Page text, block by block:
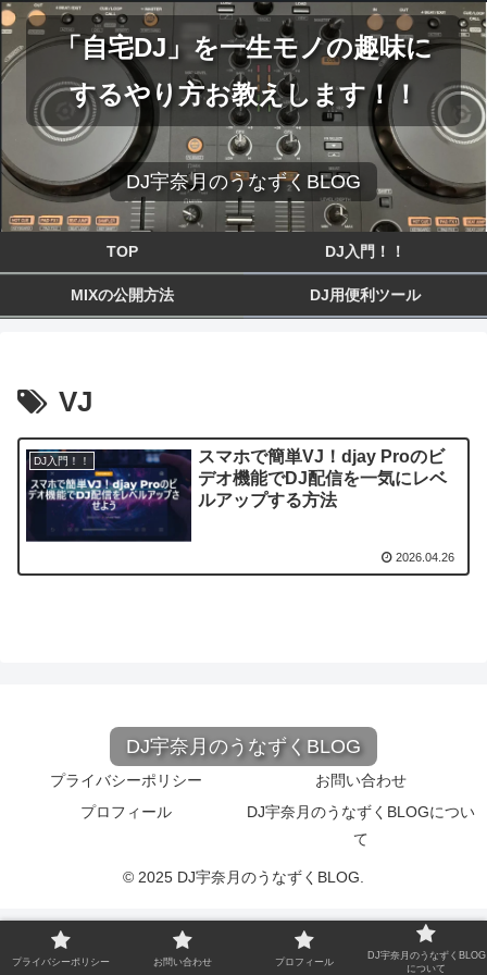
「自宅DJ」を一生モノの趣味に
するやり方お教えします！！
DJ宇奈月のうなずくBLOG
TOP DJ入門！！
MIXの公開方法 DJ用便利ツール
VJ
DJ入門！！
スマホで簡単VJ！djay Proのビ
デオ機能でDJ配信を一気にレベ
ルアップする方法
2026.04.26
DJ宇奈月のうなずくBLOG
プライバシーポリシー
お問い合わせ
プロフィール
DJ宇奈月のうなずくBLOGについ
て
© 2025 DJ宇奈月のうなずくBLOG.
プライバシーポリシー お問い合わせ プロフィール
DJ宇奈月のうなずくBLOG
について